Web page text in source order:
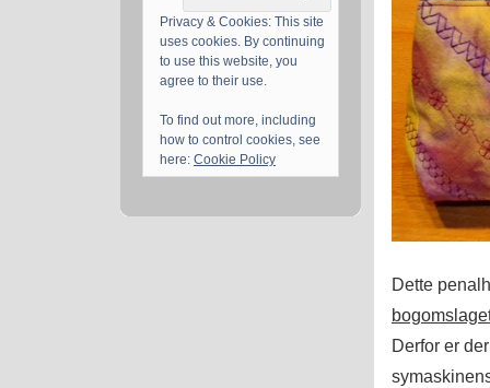
Privacy & Cookies: This site
uses cookies. By continuing
to use this website, you
agree to their use.
To find out more, including
how to control cookies, see
here: Cookie Policy
Dette
Derfor er